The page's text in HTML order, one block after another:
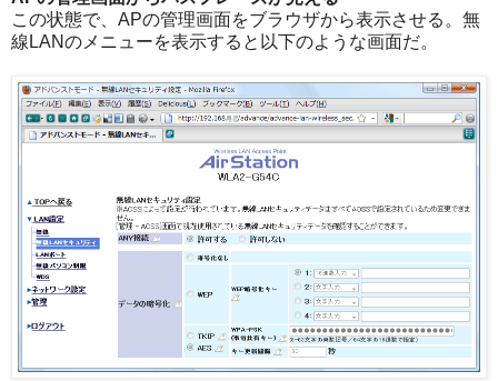
この状態で、APの管理画面をブラウザから表示させる。無
線LANのメニューを表示すると以下のような画面だ。